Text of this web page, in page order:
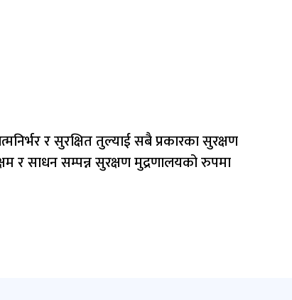
अधिकृत
(रा.प. तृतीय
र सुरक्षित तुल्याई सबै प्रकारका सुरक्षण
र साधन सम्पन्न सुरक्षण मुद्रणालयको रुपमा